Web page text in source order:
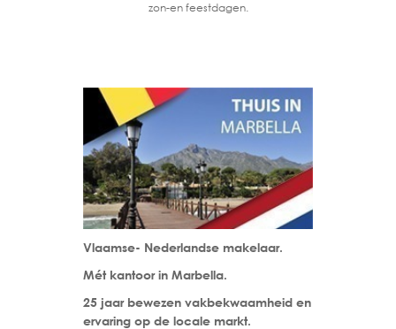
zon-en feestdagen.
Vlaamse- Nederlandse makelaar.
Mét kantoor in Marbella.
25 jaar bewezen vakbekwaamheid en
ervaring op de locale markt.